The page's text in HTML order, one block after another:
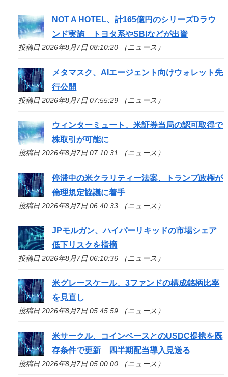
NOT A HOTEL、計165億円のシリーズDラウ
ンド実施 トヨタ系やSBIなどが出資
投稿日 2026年8月7日 08:10:20 （ニュース）
メタマスク、AIエージェント向けウォレット先
行公開
投稿日 2026年8月7日 07:55:29 （ニュース）
ウィンターミュート、米証券当局の認可取得で
株取引が可能に
投稿日 2026年8月7日 07:10:31 （ニュース）
停滞中の米クラリティー法案、トランプ政権が
倫理規定協議に着手
投稿日 2026年8月7日 06:40:33 （ニュース）
JPモルガン、ハイパーリキッドの市場シェア
低下リスクを指摘
投稿日 2026年8月7日 06:10:36 （ニュース）
米グレースケール、3ファンドの構成銘柄比率
を見直し
投稿日 2026年8月7日 05:45:59 （ニュース）
米サークル、コインベースとのUSDC提携を既
存条件で更新 四半期配当導入見送る
投稿日 2026年8月7日 05:00:00 （ニュース）